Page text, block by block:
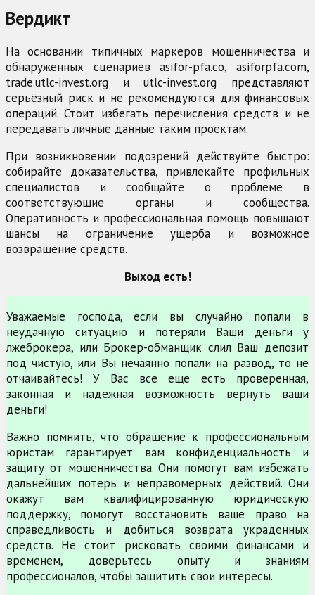
Вердикт
На основании типичных маркеров мошенничества и
обнаруженных сценариев asifor-pfa.co, asiforpfa.com,
trade.utlc-invest.org и utlc-invest.org представляют
серьёзный риск и не рекомендуются для финансовых
операций. Стоит избегать перечисления средств и не
передавать личные данные таким проектам.
При возникновении подозрений действуйте быстро:
собирайте доказательства, привлекайте профильных
специалистов и сообщайте о проблеме в
соответствующие органы и сообщества.
Оперативность и профессиональная помощь повышают
шансы на ограничение ущерба и возможное
возвращение средств.
Выход есть!
Уважаемые господа, если вы случайно попали в
неудачную ситуацию и потеряли Ваши деньги у
лжеброкера, или Брокер-обманщик слил Ваш депозит
под чистую, или Вы нечаянно попали на развод, то не
отчаивайтесь! У Вас все еще есть проверенная,
законная и надежная возможность вернуть ваши
деньги!
Важно помнить, что обращение к профессиональным
юристам гарантирует вам конфиденциальность и
защиту от мошенничества. Они помогут вам избежать
дальнейших потерь и неправомерных действий. Они
окажут вам квалифицированную юридическую
поддержку, помогут восстановить ваше право на
справедливость и добиться возврата украденных
средств. Не стоит рисковать своими финансами и
временем, доверьтесь опыту и знаниям
профессионалов, чтобы защитить свои интересы.